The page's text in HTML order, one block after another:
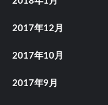
2017年12月
2017年10月
2017年9月